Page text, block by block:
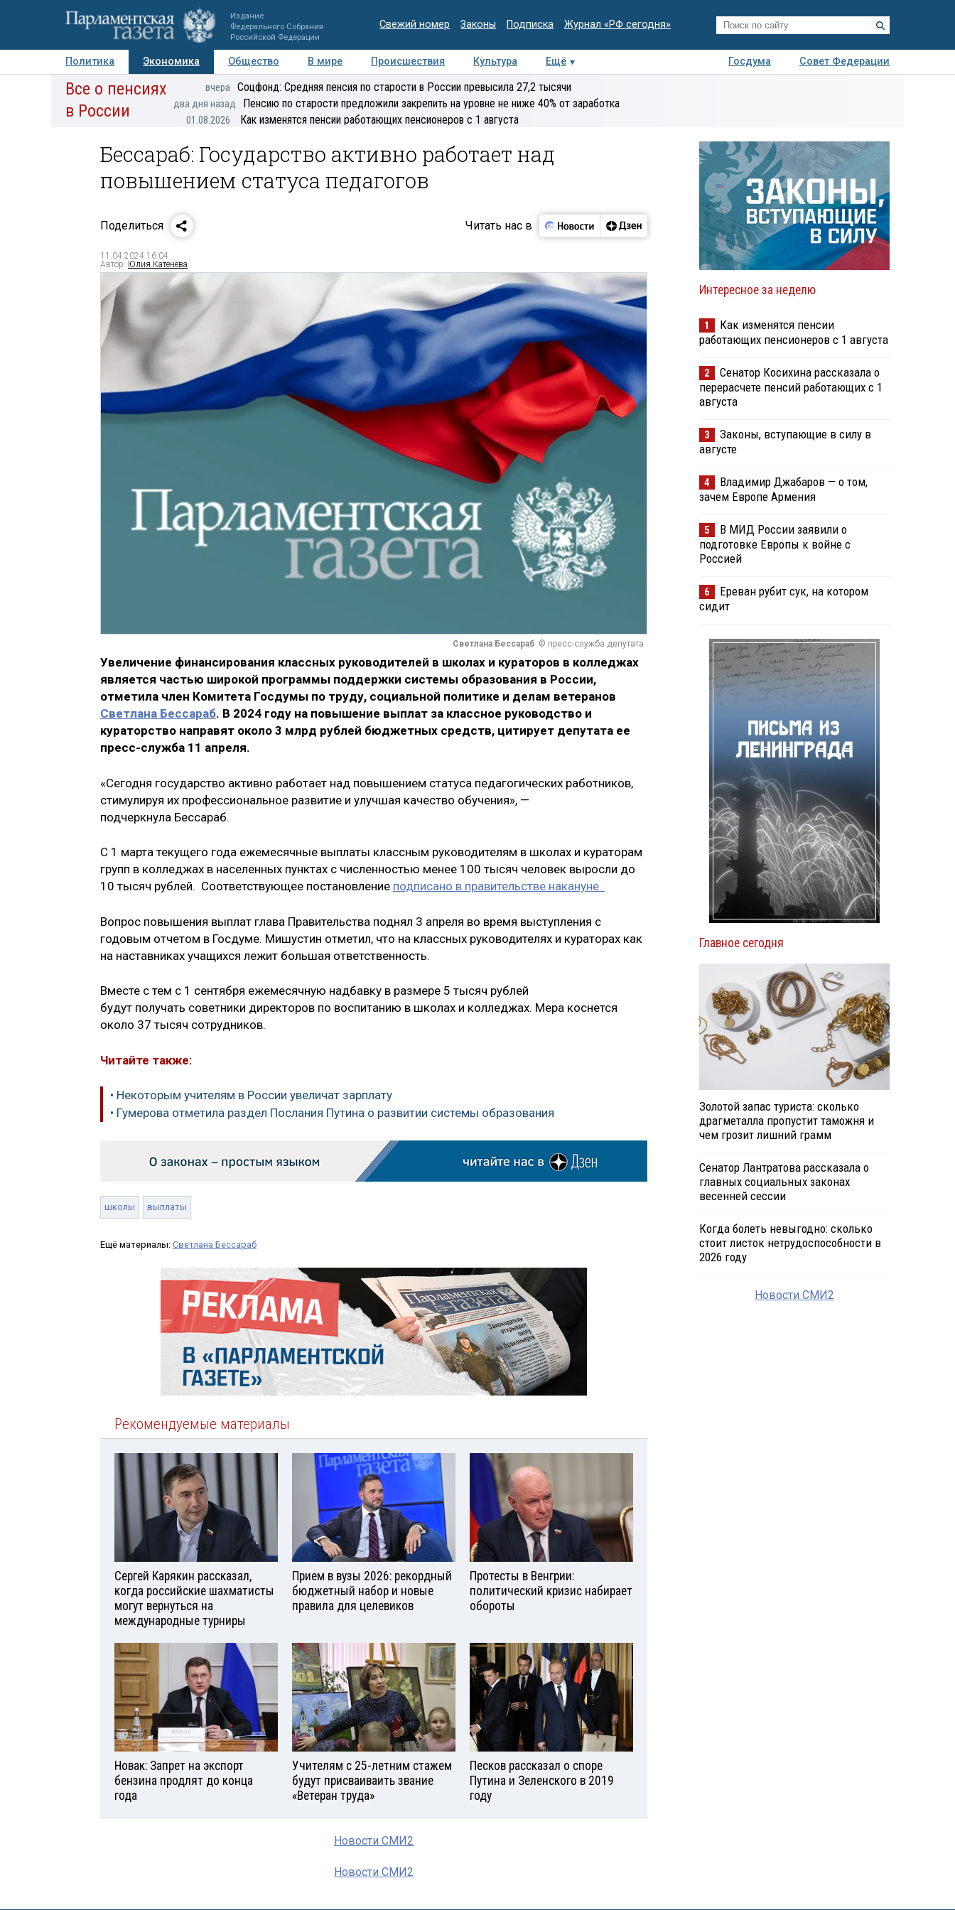
Издание
Федерального Собрания
Российской Федерации
Свежий номер Законы Подписка Журнал «РФ сегодня»
Политика Экономика Общество В мире Происшествия Культура Ещё Госдума
Совет Федерации
Авторы Персоны Мнения Регионы Медиацентр Интервью Колумнисты
экспертиза
Все о пенсиях
в России
вчера Соцфонд: Средняя пенсия по старости в России превысила 27,2 тысячи
два дня назад Пенсию по старости предложили закрепить на уровне не ниже 40% от заработка
01.08.2026 Как изменятся пенсии работающих пенсионеров с 1 августа
Бессараб: Государство активно работает над
повышением статуса педагогов
Поделиться Читать нас в
11.04.2024 16:04
Автор: Юлия Катенёва
Светлана Бессараб © пресс-служба депутата
Увеличение финансирования классных руководителей в школах и кураторов в колледжах
является частью широкой программы поддержки системы образования в России,
отметила член Комитета Госдумы по труду, социальной политике и делам ветеранов
Светлана Бессараб. В 2024 году на повышение выплат за классное руководство и
кураторство направят около 3 млрд рублей бюджетных средств, цитирует депутата ее
пресс-служба 11 апреля.
«Сегодня государство активно работает над повышением статуса педагогических работников,
стимулируя их профессиональное развитие и улучшая качество обучения», —
подчеркнула Бессараб.
С 1 марта текущего года ежемесячные выплаты классным руководителям в школах и кураторам
групп в колледжах в населенных пунктах с численностью менее 100 тысяч человек выросли до
10 тысяч рублей. Соответствующее постановление подписано в правительстве накануне.
Вопрос повышения выплат глава Правительства поднял 3 апреля во время выступления с
годовым отчетом в Госдуме. Мишустин отметил, что на классных руководителях и кураторах как
на наставниках учащихся лежит большая ответственность.
Вместе с тем с 1 сентября ежемесячную надбавку в размере 5 тысяч рублей
будут получать советники директоров по воспитанию в школах и колледжах. Мера коснется
около 37 тысяч сотрудников.
Читайте также:
• Некоторым учителям в России увеличат зарплату
• Гумерова отметила раздел Послания Путина о развитии системы образования
школы выплаты
Ещё материалы: Светлана Бессараб
Рекомендуемые материалы
Сергей Карякин рассказал,
когда российские шахматисты
могут вернуться на
международные турниры
Прием в вузы 2026: рекордный
бюджетный набор и новые
правила для целевиков
Протесты в Венгрии:
политический кризис набирает
обороты
Новак: Запрет на экспорт
бензина продлят до конца
года
Учителям с 25-летним стажем
будут присваиваить звание
«Ветеран труда»
Песков рассказал о споре
Путина и Зеленского в 2019
году
Новости СМИ2
Новости СМИ2
Интересное за неделю
1
Как изменятся пенсии
работающих пенсионеров с 1 августа
2
Сенатор Косихина рассказала о
перерасчете пенсий работающих с 1
августа
3
Законы, вступающие в силу в
августе
4
Владимир Джабаров — о том,
зачем Европе Армения
5
В МИД России заявили о
подготовке Европы к войне с
Россией
6
Ереван рубит сук, на котором
сидит
Главное сегодня
Золотой запас туриста: сколько
драгметалла пропустит таможня и
чем грозит лишний грамм
Сенатор Лантратова рассказала о
главных социальных законах
весенней сессии
Когда болеть невыгодно: сколько
стоит листок нетрудоспособности в
2026 году
Новости СМИ2